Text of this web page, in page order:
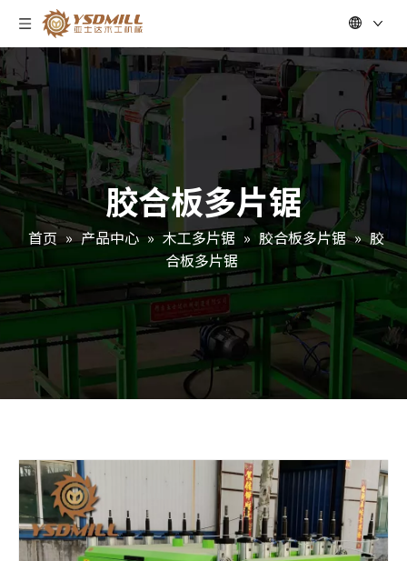
胶合板多片锯
首页 » 产品中心 » 木工多片锯 » 胶合板多片锯 » 胶
合板多片锯